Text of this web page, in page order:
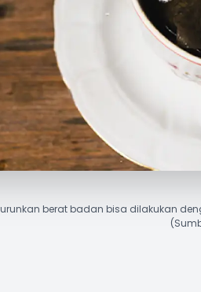
berat badan bisa dilakukan